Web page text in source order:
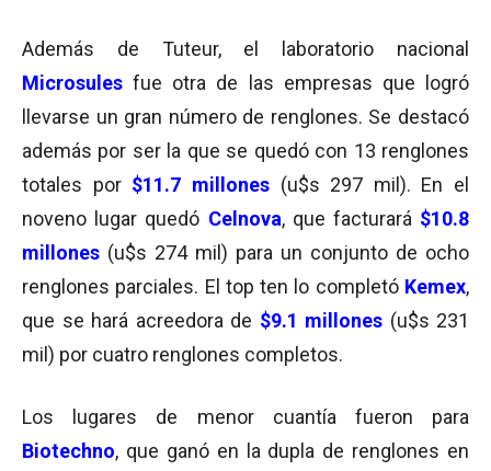
Además de Tuteur, el laboratorio nacional
Microsules fue otra de las empresas que logró
llevarse un gran número de renglones. Se destacó
además por ser la que se quedó con 13 renglones
totales por $11.7 millones(u$s 297 mil). En el
noveno lugar quedó Celnova, que facturará $10.8
millones (u$s 274 mil) para un conjunto de ocho
renglones parciales. El top ten lo completó Kemex,
que se hará acreedora de $9.1 millones (u$s 231
mil) por cuatro renglones completos.
Los lugares de menor cuantía fueron para
Biotechno, que ganó en la dupla de renglones en